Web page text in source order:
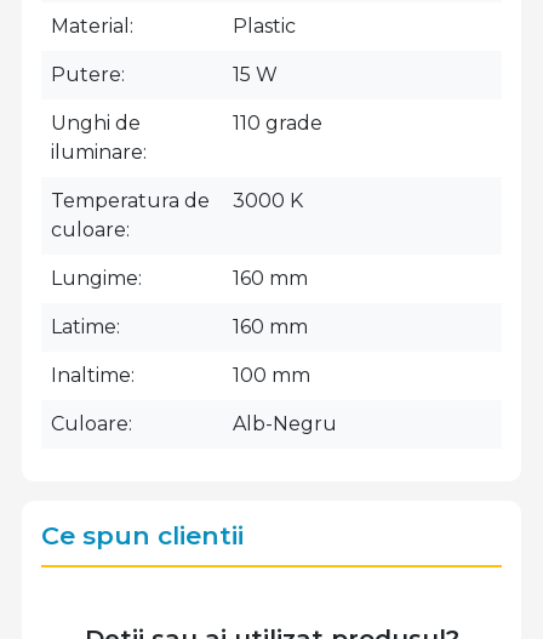
Material Plastic
Putere 15 W
Unghi de
iluminare
110 grade
Temperatura de
culoare
3000 K
Lungime 160 mm
Latime 160 mm
Inaltime 100 mm
Culoare Alb-Negru
Ce spun clientii